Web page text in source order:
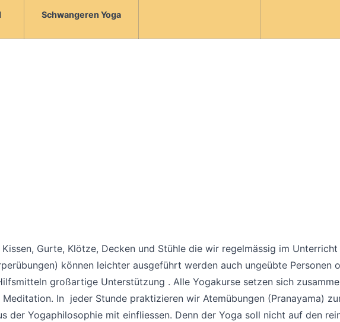
Schwangeren Yoga
Gurte, Klötze, Decken und Stühle die wir regelmässig im Unterricht
können leichter ausgeführt werden auch ungeübte Personen
großartige Unterstützung . Alle Yogakurse setzen sich
In jeder Stunde praktizieren wir Atemübungen (Pranayama)
der Yogaphilosophie mit einfliessen. Denn der Yoga soll nicht auf den